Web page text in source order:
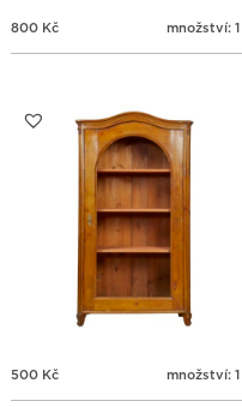
800 Kč množství: 1
500 Kč množství: 1